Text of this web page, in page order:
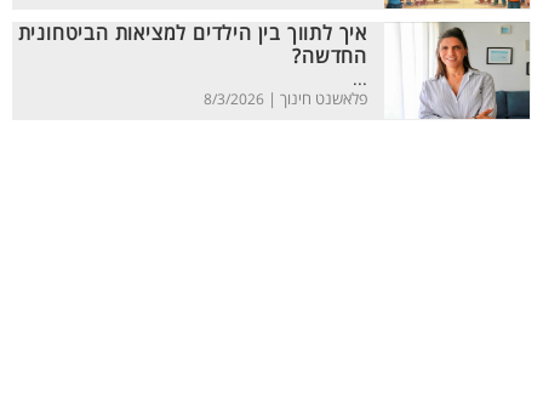
איך לתווך בין הילדים למציאות הביטחונית
החדשה?
...
פלאשנט חינוך | 8/3/2026